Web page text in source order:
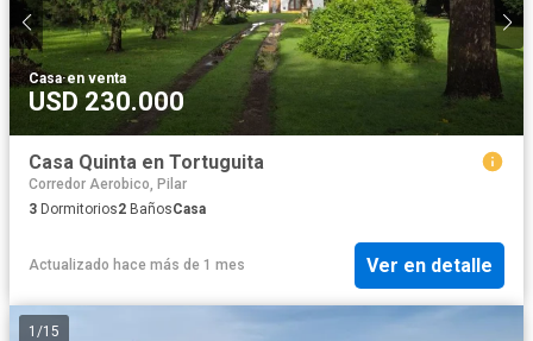
Casa·en venta
USD 230.000
Casa Quinta en Tortuguita
Corredor Aerobico, Pilar
3 Dormitorios2 BañosCasa
Actualizado hace más de 1 mes Ver en detalle
1 /15